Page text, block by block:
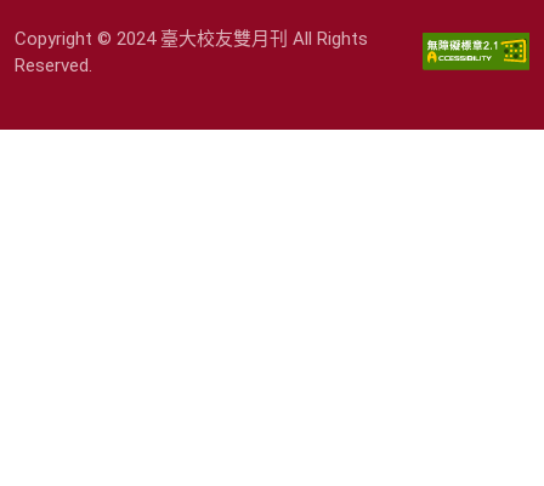
Copyright © 2024 臺大校友雙月刊 All Rights
Reserved.